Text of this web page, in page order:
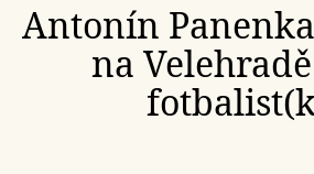
Antonín
na